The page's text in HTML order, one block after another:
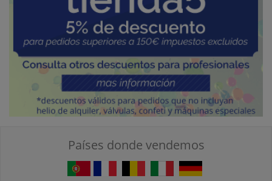
Países donde vendemos